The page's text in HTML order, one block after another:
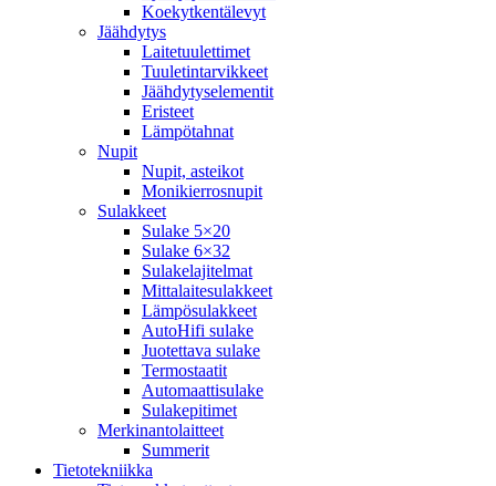
Koekytkentälevyt
Jäähdytys
Laitetuulettimet
Tuuletintarvikkeet
Jäähdytyselementit
Eristeet
Lämpötahnat
Nupit
Nupit, asteikot
Monikierrosnupit
Sulakkeet
Sulake 5×20
Sulake 6×32
Sulakelajitelmat
Mittalaitesulakkeet
Lämpösulakkeet
AutoHifi sulake
Juotettava sulake
Termostaatit
Automaattisulake
Sulakepitimet
Merkinantolaitteet
Summerit
Tietotekniikka